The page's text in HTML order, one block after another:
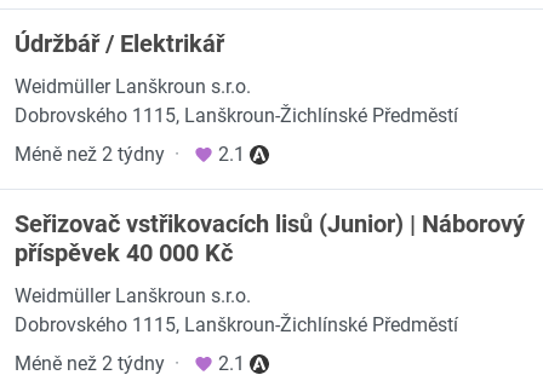
Údržbář / Elektrikář
Weidmüller Lanškroun s.r.o.
Dobrovského 1115, Lanškroun-Žichlínské Předměstí
Méně než 2 týdny · 2.1
Seřizovač vstřikovacích lisů (Junior) | Náborový
příspěvek 40 000 Kč
Weidmüller Lanškroun s.r.o.
Dobrovského 1115, Lanškroun-Žichlínské Předměstí
Méně než 2 týdny · 2.1